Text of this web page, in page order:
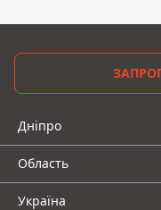
Дніпро
Область
Україна